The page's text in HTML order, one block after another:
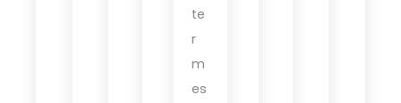
te
r
m
es